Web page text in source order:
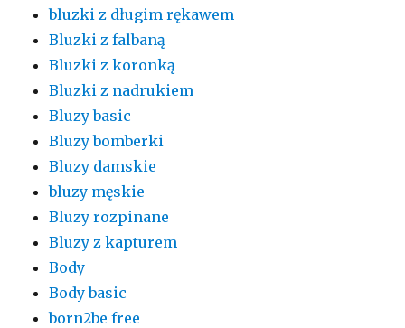
bluzki z długim rękawem
Bluzki z falbaną
Bluzki z koronką
Bluzki z nadrukiem
Bluzy basic
Bluzy bomberki
Bluzy damskie
bluzy męskie
Bluzy rozpinane
Bluzy z kapturem
Body
Body basic
born2be free